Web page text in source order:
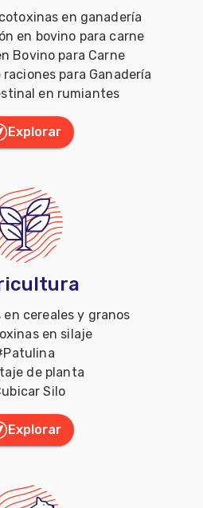
en ganadería
en bovino para carne
Bovino para Carne
para Ganadería
en rumiantes
Explorar
en cereales y granos
en silaje
Patulina
de planta
Silo
Explorar